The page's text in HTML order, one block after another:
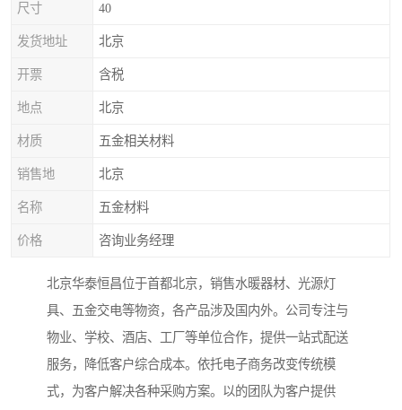
尺寸 40
发货地址 北京
开票 含税
地点 北京
材质 五金相关材料
销售地 北京
名称 五金材料
价格 咨询业务经理
北京华泰恒昌位于首都北京，销售水暖器材、光源灯
具、五金交电等物资，各产品涉及国内外。公司专注与
物业、学校、酒店、工厂等单位合作，提供一站式配送
服务，降低客户综合成本。依托电子商务改变传统模
式，为客户解决各种采购方案。以的团队为客户提供